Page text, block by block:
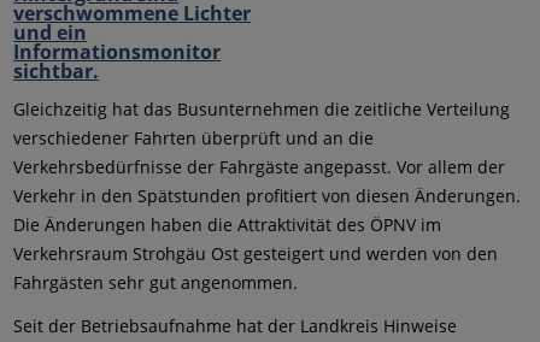
Gleichzeitig hat das Busunternehmen die zeitliche Verteilung
verschiedener Fahrten überprüft und an die
Verkehrsbedürfnisse der Fahrgäste angepasst. Vor allem der
Verkehr in den Spätstunden profitiert von diesen Änderungen.
Die Änderungen haben die Attraktivität des ÖPNV im
Verkehrsraum Strohgäu Ost gesteigert und werden von den
Fahrgästen sehr gut angenommen.
Seit der Betriebsaufnahme hat der Landkreis Hinweise